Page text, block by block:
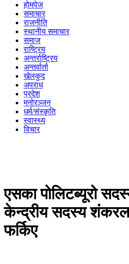
होमपेज
समाचार
राजनीति
स्थानीय समाचार
समाज
राष्ट्रिय
अन्तर्राष्ट्रिय
अन्तर्वार्ता
खेलकुद
अपराध
प्रदेश
मनोरञ्जन
धर्म/संस्कृति
स्वास्थ्य
विचार
एसका पोलिटब्यूरो
केन्द्रीय सदस्य
फर्किए